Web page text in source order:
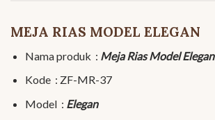
MEJA RIAS MODEL ELEGAN
Nama produk : Meja Rias Model Elegan
Kode : ZF-MR-37
Model : Elegan